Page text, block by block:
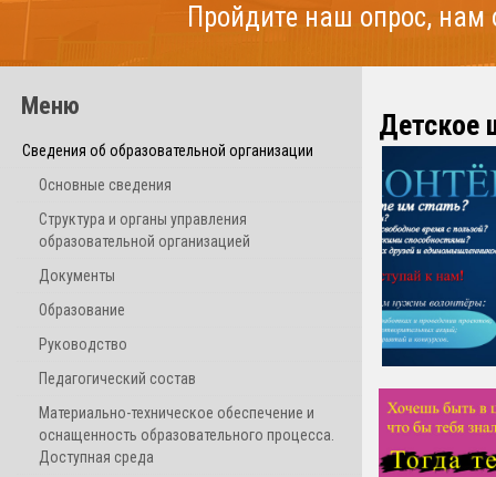
Пройдите наш опрос,
Меню
Сведения об образовательной организации
Основные сведения
Структура и органы управления
образовательной организацией
Документы
Образование
Руководство
Педагогический состав
Материально-техническое обеспечение и
оснащенность образовательного процесса.
Доступная среда
Детское